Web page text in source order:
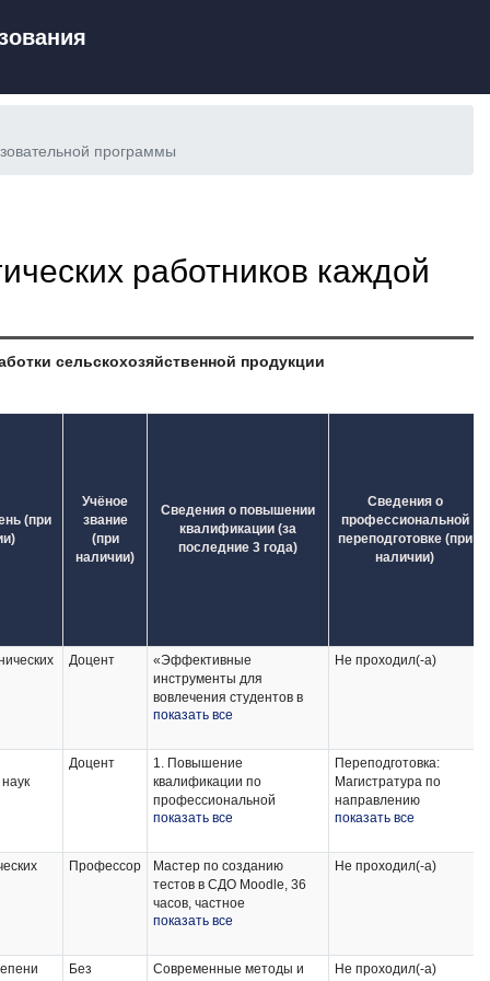
программы
работников каждой
сельскохозяйственной продукции
(при
Учёное
звание
(при
наличии)
Сведения о повышении
квалификации (за
последние 3 года)
Сведения о
профессиональной
переподготовке (при
наличии)
Доцент
«Эффективные
инструменты для
вовлечения студентов в
обучение на электронном
«Просветительская
программа для
государственных
служащих, посвященной
нашей страны в мире» (72
час.), 2023 г.
«Новые эффективные
инструменты для
обучение на электронном
курсе» (72 час.), 2023 г.
показать все
Не проходил(-а)
Доцент
1. Повышение
квалификации по
профессиональной
программе
образовательная среда
университета», 24 часа, 01
марта 2022 г.
показать все
Переподготовка:
Магистратура по
направлению
подготовки
образование,
профиль: Основы
показать все
Профессор
Мастер по созданию
тестов в СДО Moodle, 36
часов, частное
профессиональное
профессионального и
дополнительного
показать все
Не проходил(-а)
Без
Современные методы и
Не проходил(-а)